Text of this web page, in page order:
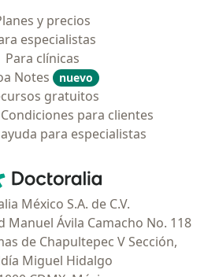
y precios
especialistas
Para clínicas
Notes
nuevo
gratuitos
para clientes
para especialistas
Doctoralia - Página de inicio
México S.A. de C.V.
Manuel Ávila Camacho No. 118
de Chapultepec V Sección,
Miguel Hidalgo